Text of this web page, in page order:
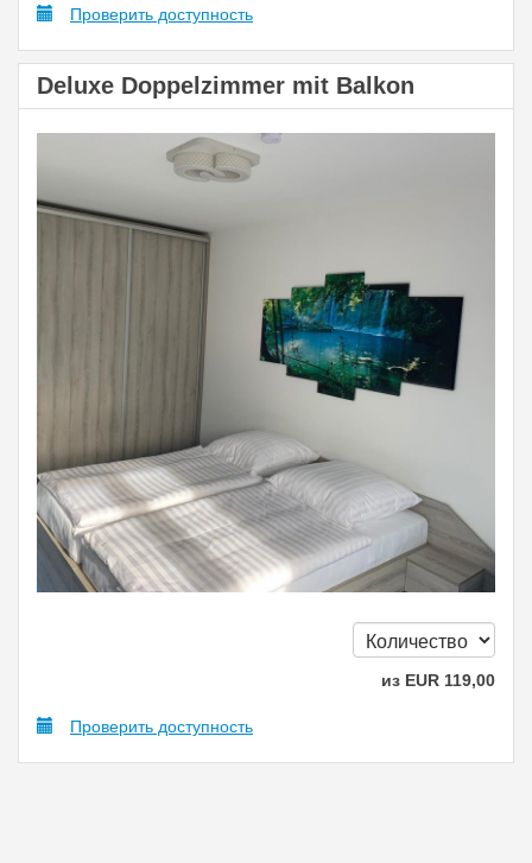
Проверить доступность
Deluxe Doppelzimmer mit Balkon
из EUR 119,00
Проверить доступность